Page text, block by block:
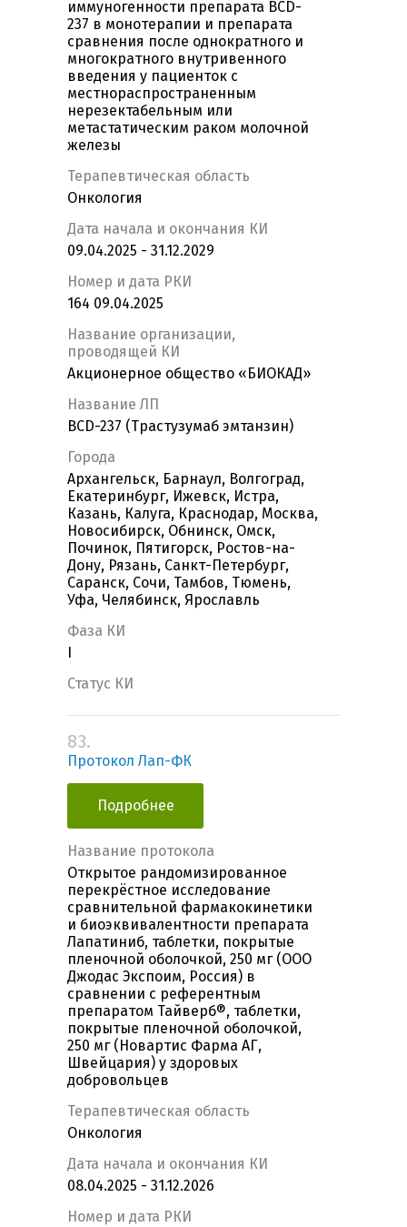
иммуногенности препарата BCD-
237 в монотерапии и препарата
сравнения после однократного и
многократного внутривенного
введения у пациенток с
местнораспространенным
нерезектабельным или
метастатическим раком молочной
железы
Терапевтическая область
Онкология
Дата начала и окончания КИ
09.04.2025 - 31.12.2029
Номер и дата РКИ
164 09.04.2025
Название организации,
проводящей КИ
Акционерное общество «БИОКАД»
Название ЛП
BCD-237 (Трастузумаб эмтанзин)
Города
Архангельск, Барнаул, Волгоград,
Екатеринбург, Ижевск, Истра,
Казань, Калуга, Краснодар, Москва,
Новосибирск, Обнинск, Омск,
Починок, Пятигорск, Ростов-на-
Дону, Рязань, Санкт-Петербург,
Саранск, Сочи, Тамбов, Тюмень,
Уфа, Челябинск, Ярославль
Фаза КИ
Статус КИ
83.
Протокол Лап-ФК
Подробнее
Название протокола
Открытое рандомизированное
перекрёстное исследование
сравнительной фармакокинетики
и биоэквивалентности препарата
Лапатиниб, таблетки, покрытые
пленочной оболочкой, 250 мг (ООО
Джодас Экспоим, Россия) в
сравнении с референтным
препаратом Тайверб®, таблетки,
покрытые пленочной оболочкой,
250 мг (Новартис Фарма АГ,
Швейцария) у здоровых
добровольцев
Терапевтическая область
Онкология
Дата начала и окончания КИ
08.04.2025 - 31.12.2026
Номер и дата РКИ